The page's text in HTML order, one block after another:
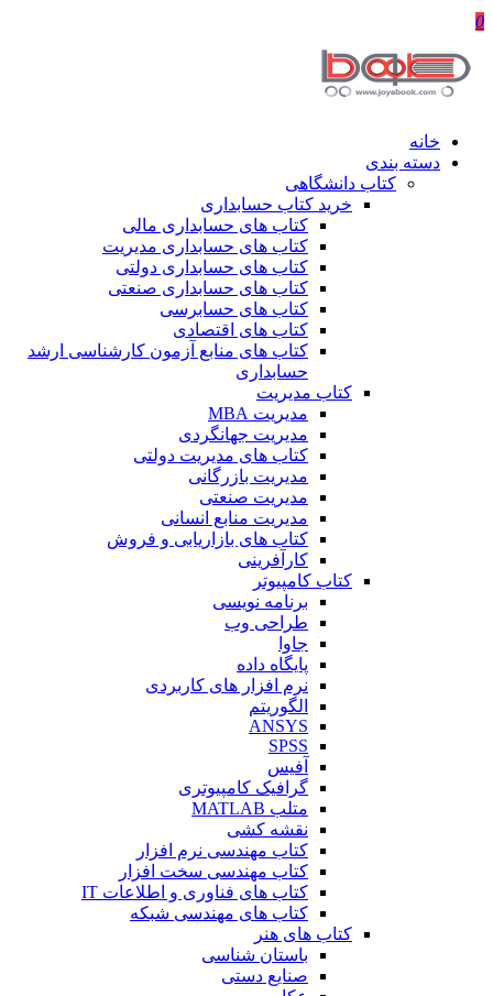
0
خانه
دسته بندی
کتاب دانشگاهی
خرید کتاب حسابداری
کتاب های حسابداری مالی
کتاب های حسابداری مدیریت
کتاب های حسابداری دولتی
کتاب های حسابداری صنعتی
کتاب های حسابرسی
کتاب های اقتصادی
کتاب های منابع آزمون کارشناسی ارشد
حسابداری
کتاب مدیریت
مدیریت MBA
مدیریت جهانگردی
کتاب های مدیریت دولتی
مدیریت بازرگانی
مدیریت صنعتی
مدیریت منابع انسانی
کتاب های بازاریابی و فروش
کارآفرینی
کتاب کامپیوتر
برنامه نویسی
طراحی وب
جاوا
پایگاه داده
نرم افزار های کاربردی
الگوریتم
ANSYS
SPSS
آفیس
گرافیک کامپیوتری
متلب MATLAB
نقشه کشی
کتاب مهندسی نرم افزار
کتاب مهندسی سخت افزار
کتاب های فناوری و اطلاعات IT
کتاب های مهندسی شبکه
کتاب های هنر
باستان شناسی
صنایع دستی